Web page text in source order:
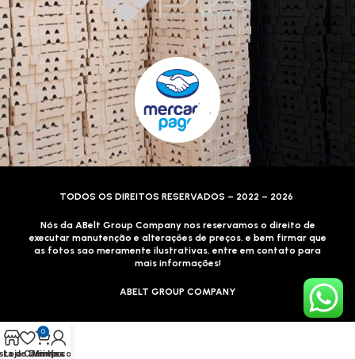
TODOS OS DIREITOS RESERVADOS – 2022 – 2026
Nós da ABelt Group Company nos reservamos o direito de
executar manutenção e alterações de preços, e bem firmar que
as fotos sao meramente ilustrativas, entre em contato para
mais informações!
ABELT GROUP COMPANY
Lojade Desejos
0
Carrinho
Minha conta